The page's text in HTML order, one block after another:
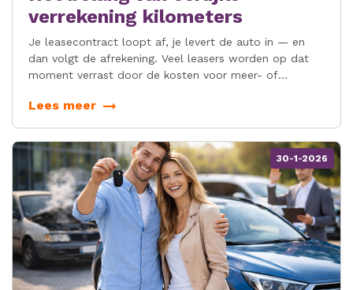
verrekening kilometers
Je leasecontract loopt af, je levert de auto in — en
dan volgt de afrekening. Veel leasers worden op dat
moment verrast door de kosten voor meer- of
bijzaak leek, blijkt in de praktijk soms flink in de
per kilometer én de voorwaarden verschillen namelijk
sterk per leasemaatschappij.
Lees meer
30-1-2026